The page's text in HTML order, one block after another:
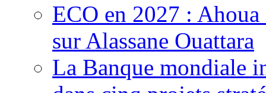
ECO en 2027 :
sur Alassane Ouattara
La Banque mondiale